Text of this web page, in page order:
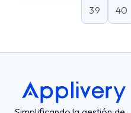
39 40